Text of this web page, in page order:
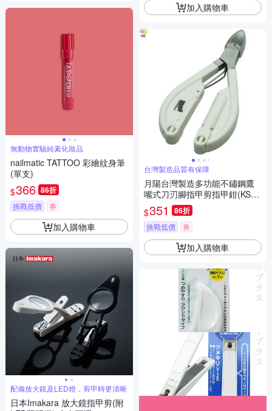
無動物實驗純素化妝品
nailmatic TATTOO 彩繪紋身筆
(單支)
$366 86折
挑戰低價 券
加入購物車
配備放大鏡及LED燈，剪甲時更清晰
日本Imakara 放大鏡指甲剪(附
加入購物車
台灣製造品質有保障
月陽台灣製造多功能不鏽鋼鷹
嘴式刀刃腳指甲剪指甲鉗(KS28
17)
$351 86折
挑戰低價 券
加入購物車